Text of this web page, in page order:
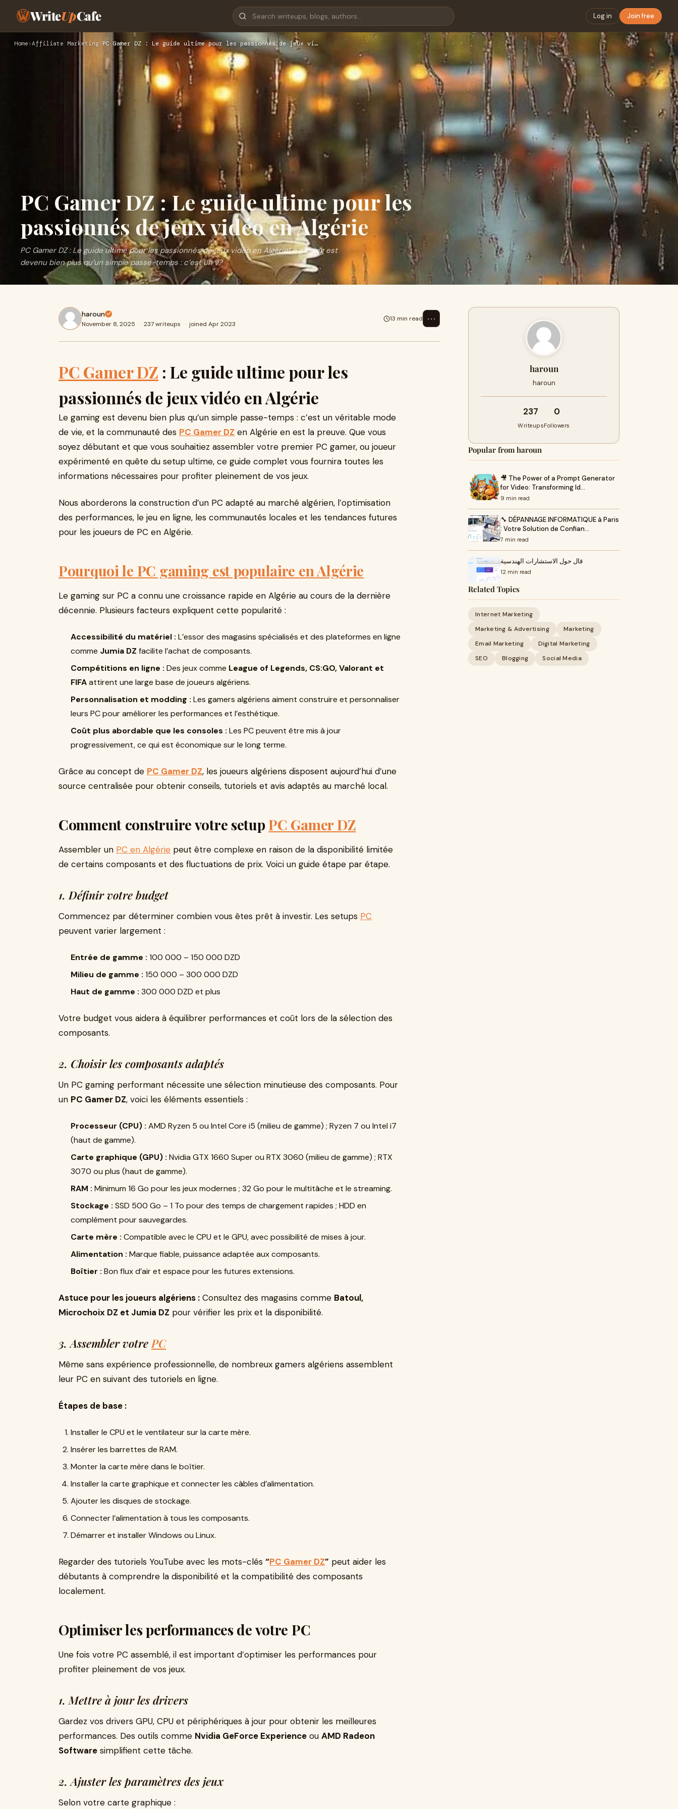
WriteUpCafe Log in Join free
Home ›Affiliate Marketing› PC Gamer DZ : Le guide ultime pour les passionnés de jeux vi…
PC Gamer DZ : Le guide ultime pour les
passionnés de jeux vidéo en Algérie
PC Gamer DZ : Le guide ultime pour les passionnés de jeux vidéo en AlgérieLe gaming est
devenu bien plus qu’un simple passe-temps : c’est un v?
haroun
November 8, 2025 · 237 writeups · joined Apr 2023
13 min read ⋯
PC Gamer DZ : Le guide ultime pour les
passionnés de jeux vidéo en Algérie
Le gaming est devenu bien plus qu’un simple passe-temps : c’est un véritable mode
de vie, et la communauté des PC Gamer DZ en Algérie en est la preuve. Que vous
soyez débutant et que vous souhaitiez assembler votre premier PC gamer, ou joueur
expérimenté en quête du setup ultime, ce guide complet vous fournira toutes les
informations nécessaires pour profiter pleinement de vos jeux.
Nous aborderons la construction d’un PC adapté au marché algérien, l’optimisation
des performances, le jeu en ligne, les communautés locales et les tendances futures
pour les joueurs de PC en Algérie.
Pourquoi le PC gaming est populaire en Algérie
Le gaming sur PC a connu une croissance rapide en Algérie au cours de la dernière
décennie. Plusieurs facteurs expliquent cette popularité :
Accessibilité du matériel : L’essor des magasins spécialisés et des plateformes en ligne
comme Jumia DZ facilite l’achat de composants.
Compétitions en ligne : Des jeux comme League of Legends, CS:GO, Valorant et
FIFAattirent une large base de joueurs algériens.
Personnalisation et modding : Les gamers algériens aiment construire et personnaliser
leurs PC pour améliorer les performances et l’esthétique.
Coût plus abordable que les consoles : Les PC peuvent être mis à jour
progressivement, ce qui est économique sur le long terme.
Grâce au concept de PC Gamer DZ, les joueurs algériens disposent aujourd’hui d’une
source centralisée pour obtenir conseils, tutoriels et avis adaptés au marché local.
Comment construire votre setupPC Gamer DZ
Assembler un PC en Algérie peut être complexe en raison de la disponibilité limitée
de certains composants et des fluctuations de prix. Voici un guide étape par étape.
1. Définir votre budget
Commencez par déterminer combien vous êtes prêt à investir. Les setups PC
peuvent varier largement :
Entrée de gamme : 100 000 – 150 000 DZD
Milieu de gamme : 150 000 – 300 000 DZD
Haut de gamme : 300 000 DZD et plus
Votre budget vous aidera à équilibrer performances et coût lors de la sélection des
composants.
2. Choisir les composants adaptés
Un PC gaming performant nécessite une sélection minutieuse des composants. Pour
un PC Gamer DZ, voici les éléments essentiels :
Processeur (CPU) : AMD Ryzen 5 ou Intel Core i5 (milieu de gamme) ; Ryzen 7 ou Intel i7
(haut de gamme).
Carte graphique (GPU) : Nvidia GTX 1660 Super ou RTX 3060 (milieu de gamme) ; RTX
3070 ou plus (haut de gamme).
RAM : Minimum 16 Go pour les jeux modernes ; 32 Go pour le multitâche et le streaming.
Stockage : SSD 500 Go – 1 To pour des temps de chargement rapides ; HDD en
complément pour sauvegardes.
Carte mère : Compatible avec le CPU et le GPU, avec possibilité de mises à jour.
Alimentation : Marque fiable, puissance adaptée aux composants.
Boîtier : Bon flux d’air et espace pour les futures extensions.
Astuce pour les joueurs algériens : Consultez des magasins comme Batoul,
Microchoix DZ et Jumia DZ pour vérifier les prix et la disponibilité.
3. Assembler votrePC
Même sans expérience professionnelle, de nombreux gamers algériens assemblent
leur PC en suivant des tutoriels en ligne.
Étapes de base :
Installer le CPU et le ventilateur sur la carte mère.
Insérer les barrettes de RAM.
Monter la carte mère dans le boîtier.
Installer la carte graphique et connecter les câbles d’alimentation.
Ajouter les disques de stockage.
Connecter l’alimentation à tous les composants.
Démarrer et installer Windows ou Linux.
Regarder des tutoriels YouTube avec les mots-clés “PC Gamer DZ” peut aider les
débutants à comprendre la disponibilité et la compatibilité des composants
localement.
Optimiser les performances de votre PC
Une fois votre PC assemblé, il est important d’optimiser les performances pour
profiter pleinement de vos jeux.
1. Mettre à jour les drivers
Gardez vos drivers GPU, CPU et périphériques à jour pour obtenir les meilleures
performances. Des outils comme Nvidia GeForce Experience ou AMD Radeon
Software simplifient cette tâche.
2. Ajuster les paramètres des jeux
Selon votre carte graphique :
haroun
haroun
237
Writeups
0
Followers
Popular from haroun
🎥 The Power of a Prompt Generator
for Video: Transforming Id…
9 min read
🔧 DÉPANNAGE INFORMATIQUE à Paris
: Votre Solution de Confian…
7 min read
قال حول الاستشارات الهندسية
12 min read
Related Topics
Internet Marketing
Marketing & Advertising
Marketing
Email Marketing
Digital Marketing
SEO
Blogging Social Media